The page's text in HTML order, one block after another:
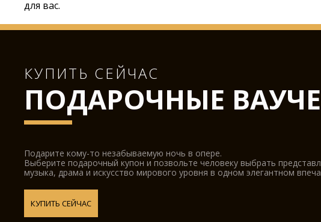
для вас.
КУПИТЬ СЕЙЧАС
ПОДАРОЧНЫЕ
Подарите кому-то незабываемую ночь в опере.
Выберите подарочный купон и позвольте человеку выбрать
музыка, драма и искусство мирового уровня в одном элегантном
КУПИТЬ СЕЙЧАС